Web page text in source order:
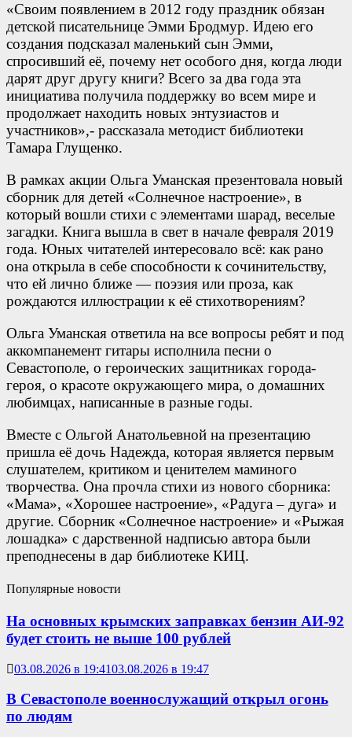
«Своим появлением в 2012 году праздник обязан
детской писательнице Эмми Бродмур. Идею его
создания подсказал маленький сын Эмми,
спросивший её, почему нет особого дня, когда люди
дарят друг другу книги? Всего за два года эта
инициатива получила поддержку во всем мире и
продолжает находить новых энтузиастов и
участников»,- рассказала методист библиотеки
Тамара Глущенко.
В рамках акции Ольга Уманская презентовала новый
сборник для детей «Солнечное настроение», в
который вошли стихи с элементами шарад, веселые
загадки. Книга вышла в свет в начале февраля 2019
года. Юных читателей интересовало всё: как рано
она открыла в себе способности к сочинительству,
что ей лично ближе — поэзия или проза, как
рождаются иллюстрации к её стихотворениям?
Ольга Уманская ответила на все вопросы ребят и под
аккомпанемент гитары исполнила песни о
Севастополе, о героических защитниках города-
героя, о красоте окружающего мира, о домашних
любимцах, написанные в разные годы.
Вместе с Ольгой Анатольевной на презентацию
пришла её дочь Надежда, которая является первым
слушателем, критиком и ценителем маминого
творчества. Она прочла стихи из нового сборника:
«Мама», «Хорошее настроение», «Радуга – дуга» и
другие. Сборник «Солнечное настроение» и «Рыжая
лошадка» с дарственной надписью автора были
преподнесены в дар библиотеке КИЦ.
Популярные новости
На основных крымских заправках бензин АИ-92
будет стоить не выше 100 рублей
03.08.2026 в 19:4103.08.2026 в 19:47
В Севастополе военнослужащий открыл огонь
по людям